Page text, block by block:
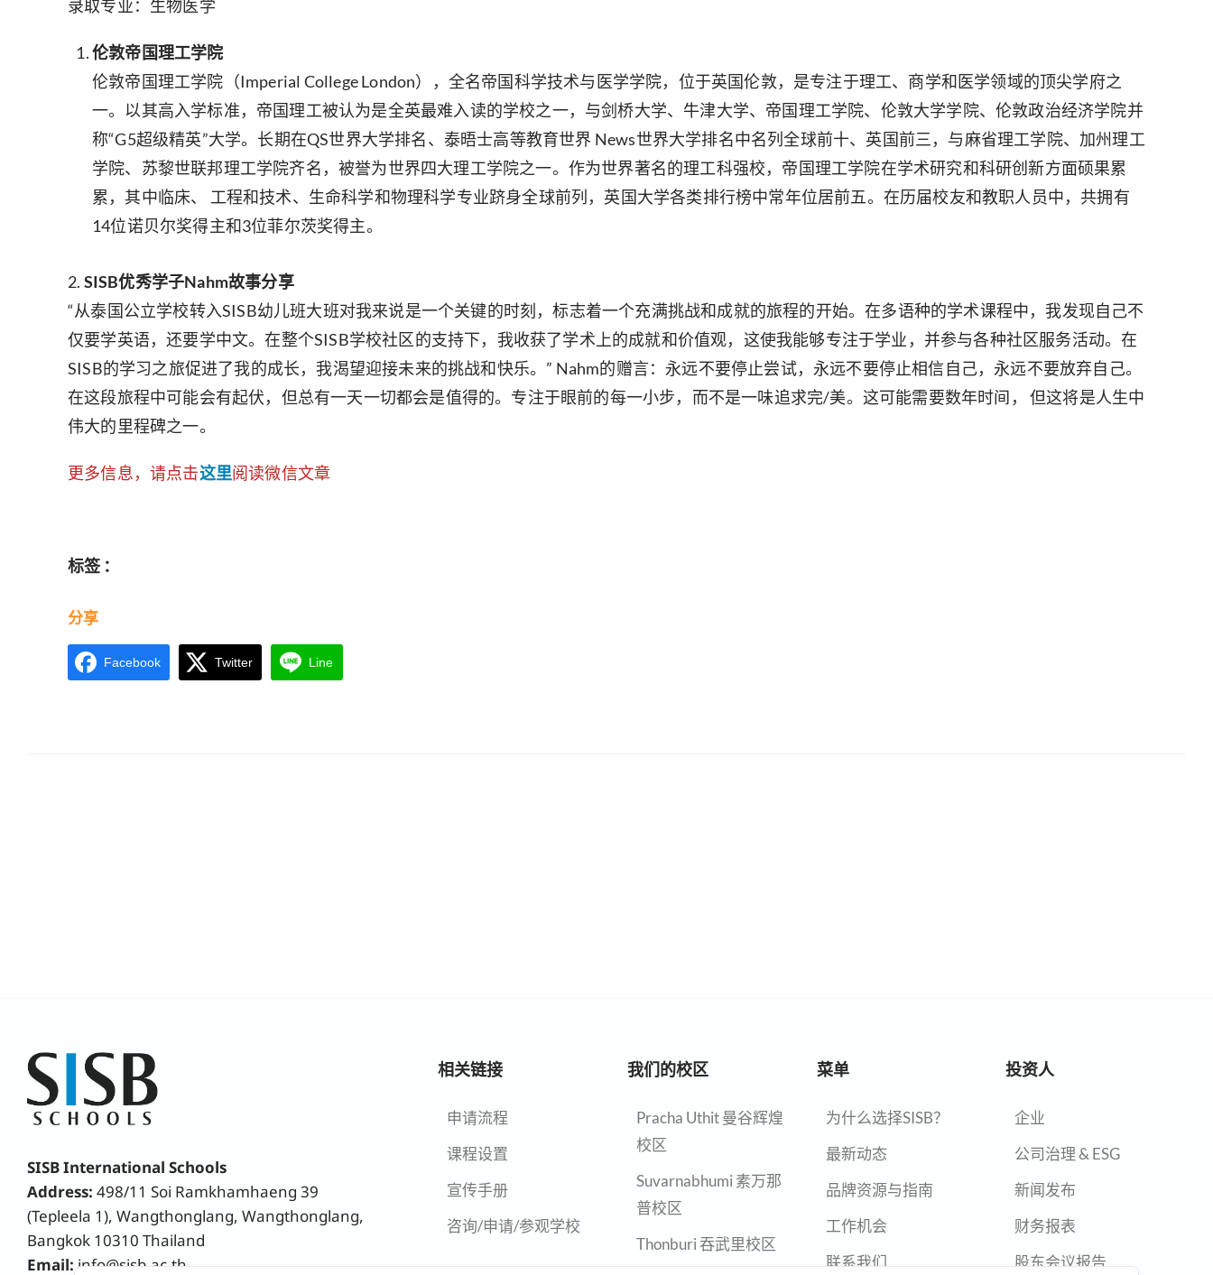
录取专业：生物医学
伦敦帝国理工学院
伦敦帝国理工学院（Imperial College London），全名帝国科学技术与医学学院，位于英国伦敦，是专注于理工、商学和医学领域的顶尖学府之
一。以其高入学标准，帝国理工被认为是全英最难入读的学校之一，与剑桥大学、牛津大学、帝国理工学院、伦敦大学学院、伦敦政治经济学院并
称“G5超级精英”大学。长期在QS世界大学排名、泰晤士高等教育世界 News世界大学排名中名列全球前十、英国前三，与麻省理工学院、加州理工
学院、苏黎世联邦理工学院齐名，被誉为世界四大理工学院之一。作为世界著名的理工科强校，帝国理工学院在学术研究和科研创新方面硕果累
累，其中临床、 工程和技术、生命科学和物理科学专业跻身全球前列，英国大学各类排行榜中常年位居前五。在历届校友和教职人员中，共拥有
14位诺贝尔奖得主和3位菲尔茨奖得主。
2. SISB优秀学子Nahm故事分享
“从泰国公立学校转入SISB幼儿班大班对我来说是一个关键的时刻，标志着一个充满挑战和成就的旅程的开始。在多语种的学术课程中，我发现自己不
仅要学英语，还要学中文。在整个SISB学校社区的支持下，我收获了学术上的成就和价值观，这使我能够专注于学业，并参与各种社区服务活动。在
SISB的学习之旅促进了我的成长，我渴望迎接未来的挑战和快乐。” Nahm的赠言：永远不要停止尝试，永远不要停止相信自己，永远不要放弃自己。
在这段旅程中可能会有起伏，但总有一天一切都会是值得的。专注于眼前的每一小步，而不是一味追求完/美。这可能需要数年时间， 但这将是人生中
伟大的里程碑之一。
更多信息，请点击这里阅读微信文章
标签 ：
分享
Facebook Twitter Line
SISB International Schools
Address:498/11 Soi Ramkhamhaeng 39
(Tepleela 1), Wangthonglang, Wangthonglang,
Bangkok 10310 Thailand
Email: info@sisb.ac.th
相关链接
申请流程
课程设置
宣传手册
咨询/申请/参观学校
我们的校区
Pracha Uthit 曼谷辉煌
校区
Suvarnabhumi 素万那
普校区
Thonburi 吞武里校区
菜单
为什么选择SISB？
最新动态
品牌资源与指南
工作机会
联系我们
投资人
企业
公司治理 & ESG
新闻发布
财务报表
股东会议报告